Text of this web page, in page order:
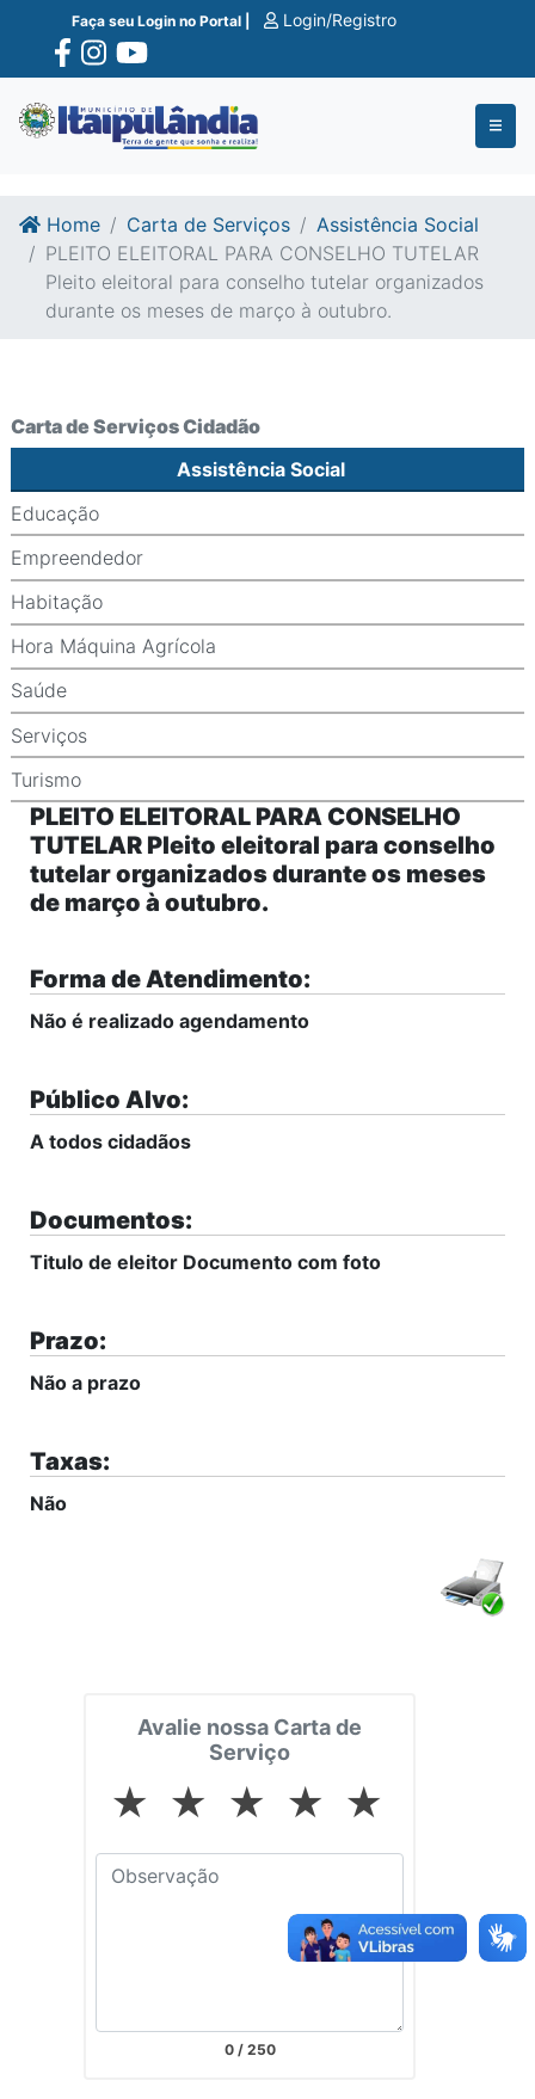
Ir para o conte�do
Ir para o fim do conte�do
Faça seu Login no Portal | Login/Registro
Home Carta de Serviços
Assistência Social
PLEITO ELEITORAL PARA CONSELHO TUTELAR
Pleito eleitoral para conselho tutelar organizados
durante os meses de março à outubro.
Carta de Serviços Cidadão
Assistência Social
Educação
Empreendedor
Habitação
Hora Máquina Agrícola
Saúde
Serviços
Turismo
PLEITO ELEITORAL PARA CONSELHO
TUTELAR Pleito eleitoral para conselho
tutelar organizados durante os meses
de março à outubro.
Forma de Atendimento:
Não é realizado agendamento
Público Alvo:
A todos cidadãos
Documentos:
Titulo de eleitor Documento com foto
Prazo:
Não a prazo
Taxas:
Não
Avalie nossa Carta de
Serviço
★ ★ ★ ★ ★
0/ 250